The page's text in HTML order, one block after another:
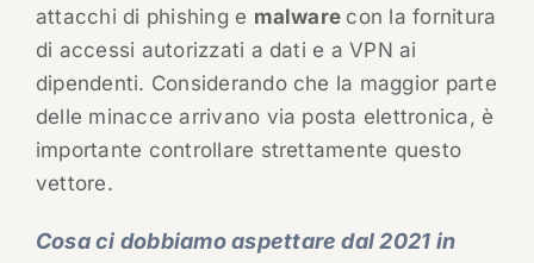
attacchi di phishing e malware con la fornitura
di accessi autorizzati a dati e a VPN ai
dipendenti. Considerando che la maggior parte
delle minacce arrivano via posta elettronica, è
importante controllare strettamente questo
vettore.
Cosa ci dobbiamo aspettare dal 2021 in